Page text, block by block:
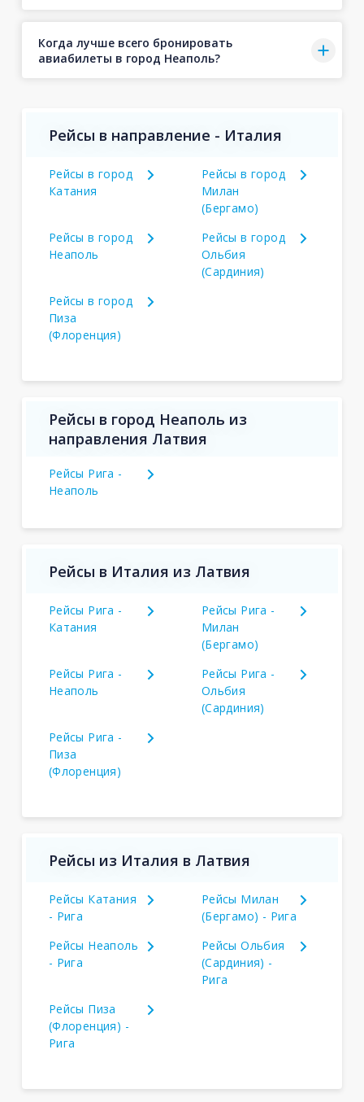
Когда лучше всего бронировать
авиабилеты в город Неаполь?
Рейсы в направление - Италия
Рейсы в город
Катания
Рейсы в город
Милан
(Бергамо)
Рейсы в город
Неаполь
Рейсы в город
Ольбия
(Сардиния)
Рейсы в город
Пиза
(Флоренция)
Рейсы в город Неаполь из
направления Латвия
Рейсы Рига -
Неаполь
Рейсы в Италия из Латвия
Рейсы Рига -
Катания
Рейсы Рига -
Милан
(Бергамо)
Рейсы Рига -
Неаполь
Рейсы Рига -
Ольбия
(Сардиния)
Рейсы Рига -
Пиза
(Флоренция)
Рейсы из Италия в Латвия
Рейсы Катания
- Рига
Рейсы Милан
(Бергамо) - Рига
Рейсы Неаполь
- Рига
Рейсы Ольбия
(Сардиния) -
Рига
Рейсы Пиза
(Флоренция) -
Рига